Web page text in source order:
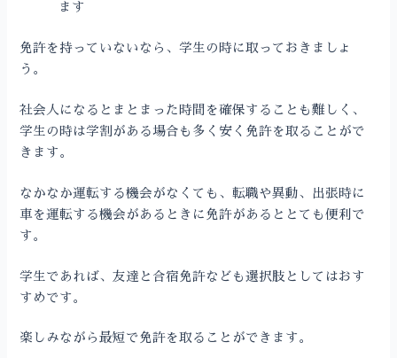
ます
免許を持っていないなら、学生の時に取っておきましょ
う。
社会人になるとまとまった時間を確保することも難しく、
学生の時は学割がある場合も多く安く免許を取ることがで
きます。
なかなか運転する機会がなくても、転職や異動、出張時に
車を運転する機会があるときに免許があるととても便利で
す。
学生であれば、友達と合宿免許なども選択肢としてはおす
すめです。
楽しみながら最短で免許を取ることができます。